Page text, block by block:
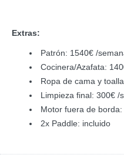
Extras:
Patrón: 1540€ /
Cocinera/Azafata:
Ropa de cama y
Limpieza final: 300€ /
Motor fuera de
2x Paddle: incluido